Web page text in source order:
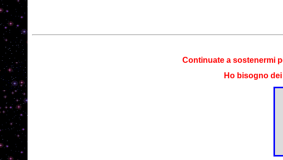
Continuate a sostenermi
Ho bisogno